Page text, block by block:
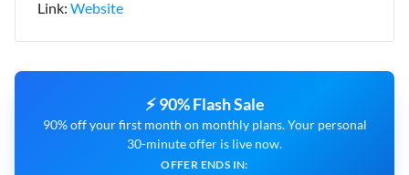
Link: Website
⚡ 90% Flash Sale
90% off your first month on monthly plans. Your personal
30-minute offer is live now.
OFFER ENDS IN: